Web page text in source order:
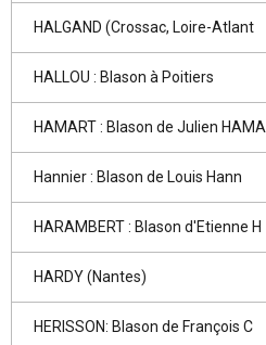
HALGAND (Crossac, Loire-Atlant
HALLOU : Blason à Poitiers
HAMART : Blason de Julien HAMA
Hannier : Blason de Louis Hann
HARAMBERT : Blason d'Etienne H
HARDY (Nantes)
HERISSON: Blason de François C